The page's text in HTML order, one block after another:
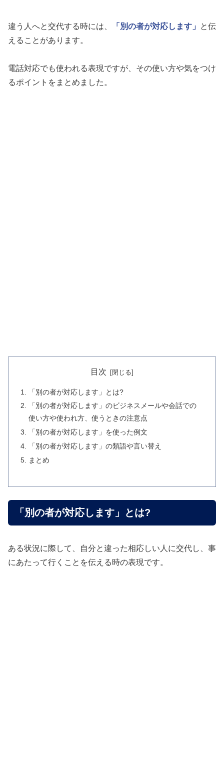
違う人へと交代する時には、 「別の者が対応します」
と伝
えることがあります。
電話対応でも使われる表現ですが、その使い方や気をつけ
るポイントをまとめました。
目次
「別の者が対応します」とは?
「別の者が対応します」のビジネスメールや会話での
使い方や使われ方、使うときの注意点
「別の者が対応します」を使った例文
「別の者が対応します」の類語や言い替え
まとめ
「別の者が対応します」とは?
ある状況に際して、自分と違った相応しい人に交代し、事
にあたって行くことを伝える時の表現です。